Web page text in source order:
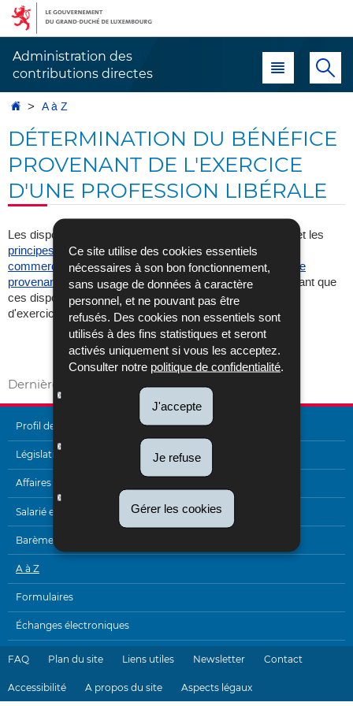
Ce site utilise des cookies essentiels
nécessaires à son bon fonctionnement,
sans usage de données à caractère
personnel, et ne pouvant pas être
refusés. Des cookies non essentiels sont
utilisés à des fins statistiques et seront
activés uniquement si vous les acceptez.
Consulter notre politique de confidentialité
J'accepte
Je refuse
Gérer les cookies
Aller
navigation
Aller
au
Administration des
contributions directes
Menu principal
AccueilA à Z
DÉTERMINATION DU BÉNÉFICE
PROVENANT DE L'EXERCICE
D'UNE PROFESSION LIBÉRALE
Les dispositions relatives à la
et les
principes d'évaluationapplicables en matière debénéfice
commercial sont d'application correspondante aubénéfice
provenant de l'exercice d'une profession libérale
pour autant que
ces dispositions soient compatibles avec les conditions
d'exercice de la profession libérale.
Vers A à Z
Dernière mise à jour 02/05/2017
MENU
DE
NAVIGATION
Profil de l'Administration
Législation
Affaires internationales
Salarié et pensionné
Barèmes
A à Z
Formulaires
Échanges électroniques
FAQ Plan du site Liens utiles Newsletter Contact
Accessibilité A propos du site Aspects légaux